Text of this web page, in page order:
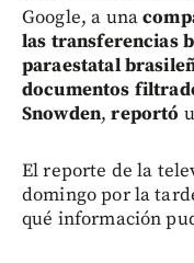
Google, a una
las transferencias
paraestatal
documentos
Snowden,reportó
El reporte de la
domingo por la
qué información